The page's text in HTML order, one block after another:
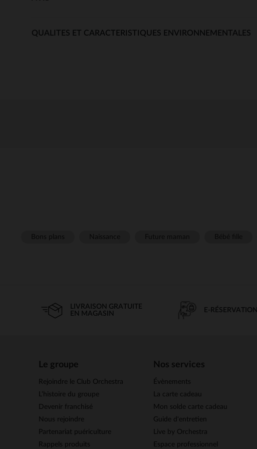
QUALITES ET CARACTERISTIQUES ENVIRONNEMENTALES
LIVRAISON GRATUITE
EN MAGASIN
E-RÉSERVATION
Le groupe
Rejoindre le Club Orchestra
L’histoire du groupe
Devenir franchisé
Nous rejoindre
Partenariat puériculture
Rappels produits
Nos services
Évènements
La carte cadeau
Mon solde carte cadeau
Guide d'entretien
Live by Orchestra
Espace professionnel